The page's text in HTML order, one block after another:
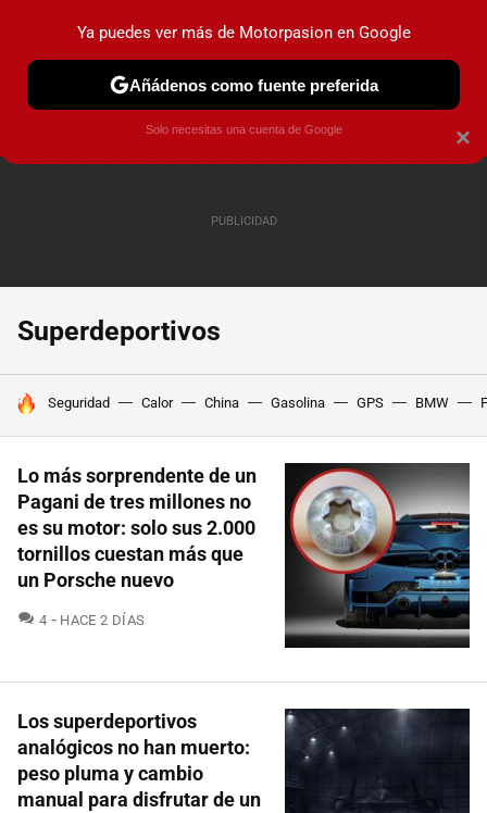
PRUEBAS COCHES ELÉCTRICOS OBSERVATORIO
Superdeportivos
HOY SE HABLA DE
Seguridad Calor China Gasolina GPS BMW
Lo más sorprendente de un
Pagani de tres millones no
es su motor: solo sus 2.000
tornillos cuestan más que
un Porsche nuevo
4 COMENTARIOS
HACE 2 DÍAS
Los superdeportivos
analógicos no han muerto:
peso pluma y cambio
manual para disfrutar de un
×
Ya puedes ver más de Motorpasion en Google
Añádenos como fuente preferida
Solo necesitas una cuenta de Google